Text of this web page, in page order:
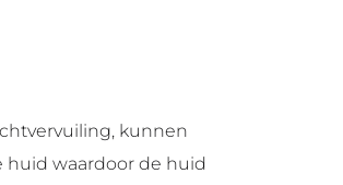
kunnen
huid waardoor de huid